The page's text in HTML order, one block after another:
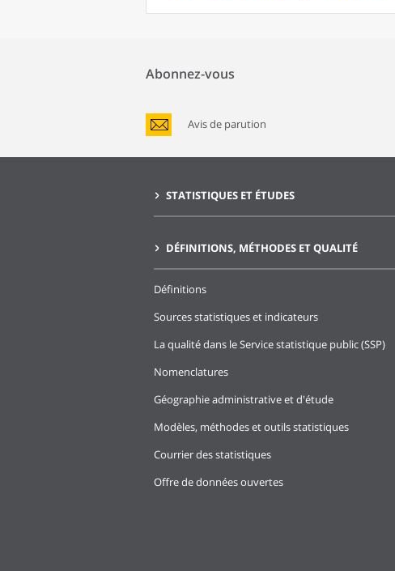
Abonnez-vous
Avis de parution
STATISTIQUES ET ÉTUDES
DÉFINITIONS, MÉTHODES ET QUALITÉ
Définitions
Sources statistiques et indicateurs
La qualité dans le Service statistique public (SSP)
Nomenclatures
Géographie administrative et d'étude
Modèles, méthodes et outils statistiques
Courrier des statistiques
Offre de données ouvertes